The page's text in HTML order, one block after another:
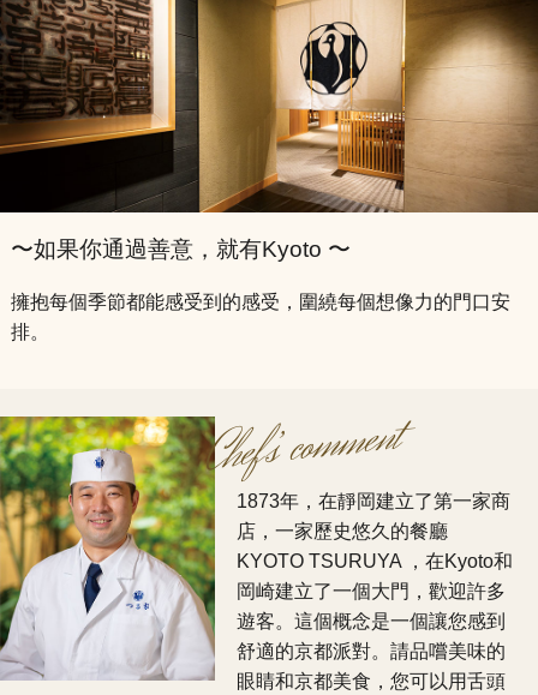
〜如果你通過善意，就有Kyoto 〜
擁抱每個季節都能感受到的感受，圍繞每個想像力的門口安
排。
Chef’
scomment​ ​
1873年，在靜岡建立了第一家商
店，一家歷史悠久的餐廳
KYOTO TSURUYA ，在Kyoto和
岡崎建立了一個大門，歡迎許多
遊客。這個概念是一個讓您感到
舒適的京都派對。請品嚐美味的
眼睛和京都美食，您可以用舌頭